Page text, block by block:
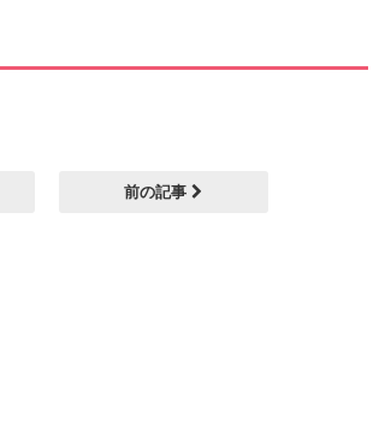
前の記事